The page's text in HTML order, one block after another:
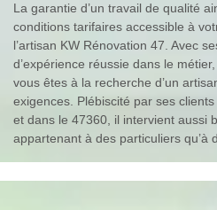
La garantie d’un travail de qualité
conditions tarifaires accessible à
l’artisan KW Rénovation 47. Avec
d’expérience réussie dans le
vous êtes à la recherche d’un
exigences. Plébiscité par ses
et dans le 47360, il intervient aussi
appartenant à des particuliers qu’à